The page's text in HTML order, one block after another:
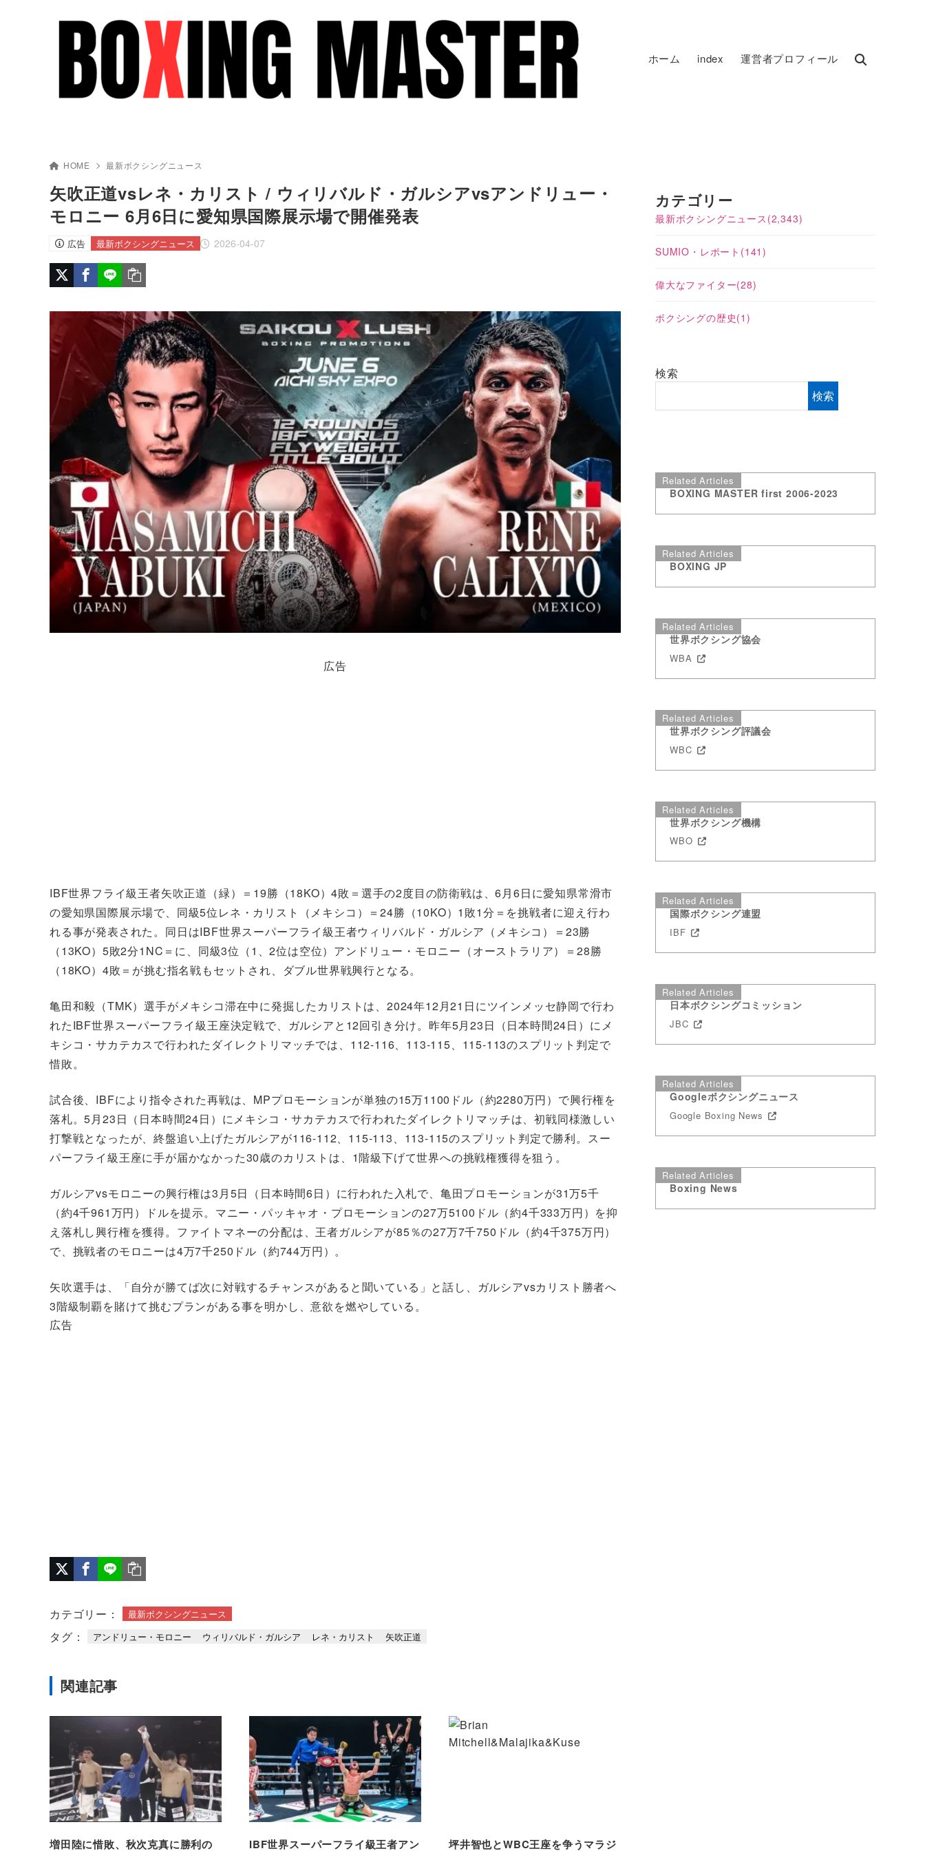
ホーム index 運営者プロフィール
HOME 最新ボクシングニュース
矢吹正道vsレネ・カリスト / ウィリバルド・ガルシアvsアンドリュー・
モロニー 6月6日に愛知県国際展示場で開催発表
広告 2026-04-07
最新ボクシングニュース
広告
IBF世界フライ級王者矢吹正道（緑）＝19勝（18KO）4敗＝選手の2度目の防衛戦は、6月6日に愛知県常滑市
の愛知県国際展示場で、同級5位レネ・カリスト（メキシコ）＝24勝（10KO）1敗1分＝を挑戦者に迎え行わ
れる事が発表された。同日はIBF世界スーパーフライ級王者ウィリバルド・ガルシア（メキシコ）＝23勝
（13KO）5敗2分1NC＝に、同級3位（1、2位は空位）アンドリュー・モロニー（オーストラリア）＝28勝
（18KO）4敗＝が挑む指名戦もセットされ、ダブル世界戦興行となる。
亀田和毅（TMK）選手がメキシコ滞在中に発掘したカリストは、2024年12月21日にツインメッセ静岡で行わ
れたIBF世界スーパーフライ級王座決定戦で、ガルシアと12回引き分け。昨年5月23日（日本時間24日）にメ
キシコ・サカテカスで行われたダイレクトリマッチでは、112-116、113-115、115-113のスプリット判定で
惜敗。
試合後、IBFにより指令された再戦は、MPプロモーションが単独の15万1100ドル（約2280万円）で興行権を
落札。5月23日（日本時間24日）にメキシコ・サカテカスで行われたダイレクトリマッチは、初戦同様激しい
打撃戦となったが、終盤追い上げたガルシアが116-112、115-113、113-115のスプリット判定で勝利。スー
パーフライ級王座に手が届かなかった30歳のカリストは、1階級下げて世界への挑戦権獲得を狙う。
ガルシアvsモロニーの興行権は3月5日（日本時間6日）に行われた入札で、亀田プロモーションが31万5千
（約4千961万円）ドルを提示。マニー・パッキャオ・プロモーションの27万5100ドル（約4千333万円）を抑
え落札し興行権を獲得。ファイトマネーの分配は、王者ガルシアが85％の27万7千750ドル（約4千375万円）
で、挑戦者のモロニーは4万7千250ドル（約744万円）。
矢吹選手は、「自分が勝てば次に対戦するチャンスがあると聞いている」と話し、ガルシアvsカリスト勝者へ
3階級制覇を賭けて挑むプランがある事を明かし、意欲を燃やしている。
広告
カテゴリー： 最新ボクシングニュース
タグ： アンドリュー・モロニー ウィリバルド・ガルシア レネ・カリスト 矢吹正道
関連記事
増田陸に惜敗、秋次克真に勝利の
IBF世界スーパーフライ級王者アン
坪井智也とWBC王座を争うマラジ
カテゴリー
最新ボクシングニュース (2,343)
SUMIO・レポート (141)
偉大なファイター(28)
ボクシングの歴史(1)
検索
検索
Related Articles
BOXING MASTER first 2006-2023
Related Articles
BOXING JP
Related Articles
世界ボクシング協会
WBA
Related Articles
世界ボクシング評議会
WBC
Related Articles
世界ボクシング機構
WBO
Related Articles
国際ボクシング連盟
IBF
Related Articles
日本ボクシングコミッション
JBC
Related Articles
Googleボクシングニュース
Google Boxing News
Related Articles
Boxing News